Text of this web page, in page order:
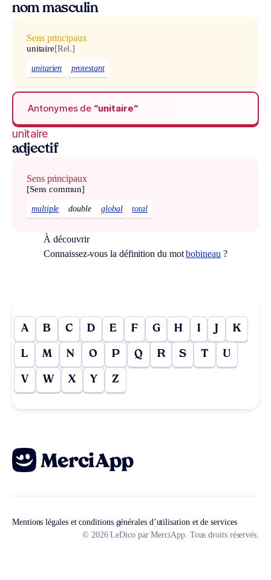
nom masculin
Sens principaux
unitaire[Rel.]
unitarien protestant
Antonymes de “unitaire“
unitaire
adjectif
Sens principaux
[Sens commun]
multiple double global total
À découvrir
Connaissez-vous la définition du motbobineau ?
A B C D E F G H I J K
L M N O P Q R S T U
V W X Y Z
Mentions légales et conditions générales d’utilisation et de services
© 2026 LeDico par MerciApp. Tous droits réservés.